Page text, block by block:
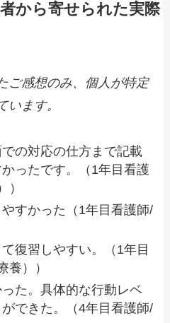
から寄せられた実際
ご感想のみ、個人が特定
います。
の対応の仕方まで記載
ったです。（1年目看護
）
すかった（1年目看護師/
復習しやすい。（1年目
養））
た。具体的な行動レベ
できた。（4年目看護師/